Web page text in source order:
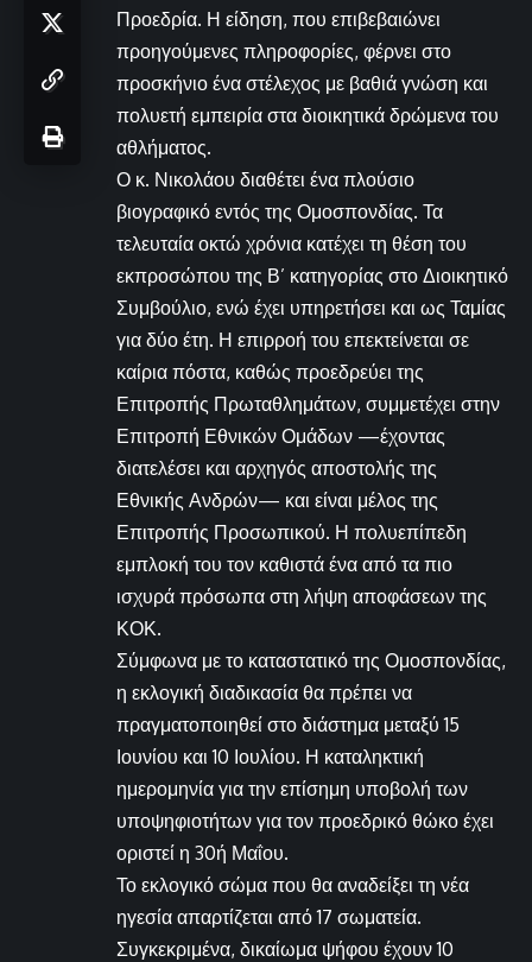
Προεδρία. Η είδηση, που επιβεβαιώνει
προηγούμενες πληροφορίες, φέρνει στο
προσκήνιο ένα στέλεχος με βαθιά γνώση και
πολυετή εμπειρία στα διοικητικά δρώμενα του
αθλήματος.
Ο κ. Νικολάου διαθέτει ένα πλούσιο
βιογραφικό εντός της Ομοσπονδίας. Τα
τελευταία οκτώ χρόνια κατέχει τη θέση του
εκπροσώπου της Β’ κατηγορίας στο Διοικητικό
Συμβούλιο, ενώ έχει υπηρετήσει και ως Ταμίας
για δύο έτη. Η επιρροή του επεκτείνεται σε
καίρια πόστα, καθώς προεδρεύει της
Επιτροπής Πρωταθλημάτων, συμμετέχει στην
Επιτροπή Εθνικών Ομάδων —έχοντας
διατελέσει και αρχηγός αποστολής της
Εθνικής Ανδρών— και είναι μέλος της
Επιτροπής Προσωπικού. Η πολυεπίπεδη
εμπλοκή του τον καθιστά ένα από τα πιο
ισχυρά πρόσωπα στη λήψη αποφάσεων της
ΚΟΚ.
Σύμφωνα με το καταστατικό της Ομοσπονδίας,
η εκλογική διαδικασία θα πρέπει να
πραγματοποιηθεί στο διάστημα μεταξύ 15
Ιουνίου και 10 Ιουλίου. Η καταληκτική
ημερομηνία για την επίσημη υποβολή των
υποψηφιοτήτων για τον προεδρικό θώκο έχει
οριστεί η 30ή Μαΐου.
Το εκλογικό σώμα που θα αναδείξει τη νέα
ηγεσία απαρτίζεται από 17 σωματεία.
Συγκεκριμένα, δικαίωμα ψήφου έχουν 10